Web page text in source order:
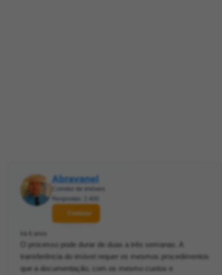
Abravanel
Corretor de imóveis
Respostas: 2.400
Contatar
há 6 anos
O processo pode durar de duas a três semanas. A
transferência do imóvel requer os mesmos procedimentos
que a documentação, com os mesmo custos e